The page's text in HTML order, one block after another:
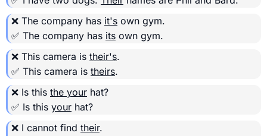
❌ The company has it's own gym.
✅ The company has its own gym.
❌ This camera is their's.
✅ This camera is theirs.
❌ Is this the your hat?
✅ Is this your hat?
❌ I cannot find their.